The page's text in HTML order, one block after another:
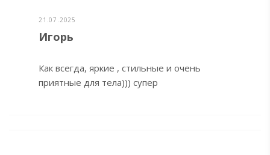
21.07.2025
Игорь
Как всегда, яркие , стильные и очень
приятные для тела))) супер